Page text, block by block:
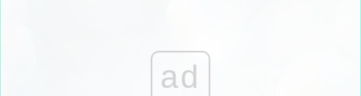
ad